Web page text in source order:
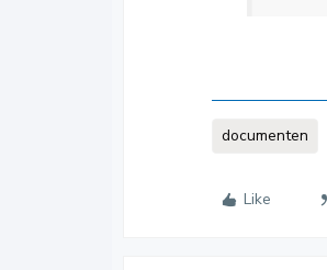
documenten
Like